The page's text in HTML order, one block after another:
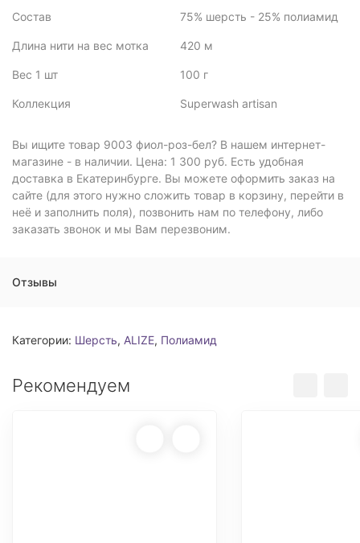
Состав 75% шерсть - 25% полиамид
Длина нити на вес мотка 420 м
Вес 1 шт 100 г
Коллекция Superwash artisan
Вы ищите товар 9003 фиол-роз-бел? В нашем интернет-
магазине - в наличии. Цена: 1 300 руб. Есть удобная
доставка в Екатеринбурге. Вы можете оформить заказ на
сайте (для этого нужно сложить товар в корзину, перейти в
неё и заполнить поля), позвонить нам по телефону, либо
заказать звонок и мы Вам перезвоним.
Отзывы
Категории: Шерсть, ALIZE, Полиамид
Рекомендуем